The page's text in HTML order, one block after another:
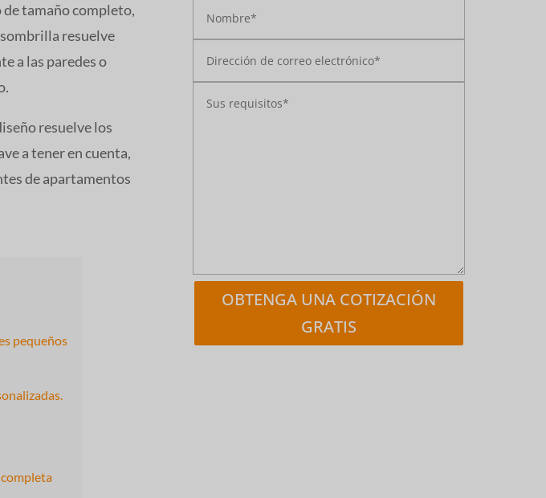
de tamaño completo,
resuelve
a las paredes o
resuelve los
a tener en cuenta,
de apartamentos
pequeños
OBTENGA UNA COTIZACIÓN
GRATIS